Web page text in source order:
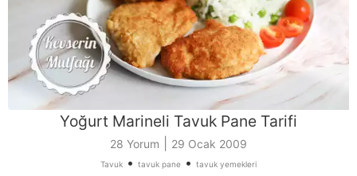
Yoğurt Marineli Tavuk Pane Tarifi
28 Yorum 29 Ocak 2009
Tavuk • tavuk pane • tavuk yemekleri